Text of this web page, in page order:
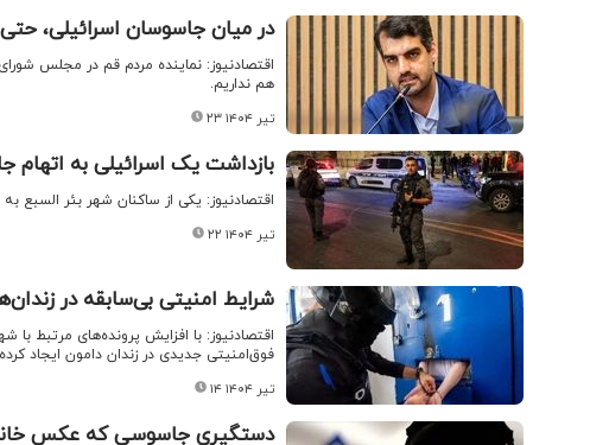
در میان جاسوسان اسرائیلی،
اقتصادنیوز: نماینده مردم قم در مجلس
هم نداریم.
۲۳ تیر ۱۴۰۴
بازداشت یک اسرائیلی به اتهام
اقتصادنیوز: یکی از ساکنان شهر بئر السبع
۲۲ تیر ۱۴۰۴
شرایط امنیتی بی‌سابقه‌ در
اقتصادنیوز: با افزایش پرونده‌های مرتبط
فوق‌امنیتی جدیدی در زندان دامون ایجاد
۱۴ تیر ۱۴۰۴
دستگیری جاسوسی که عکس خانه رایان ۲ ماهه را به